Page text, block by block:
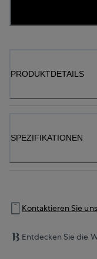
PRODUKTDETAILS
SPEZIFIKATIONEN
Kontaktieren Sie uns
Entdecken Sie die